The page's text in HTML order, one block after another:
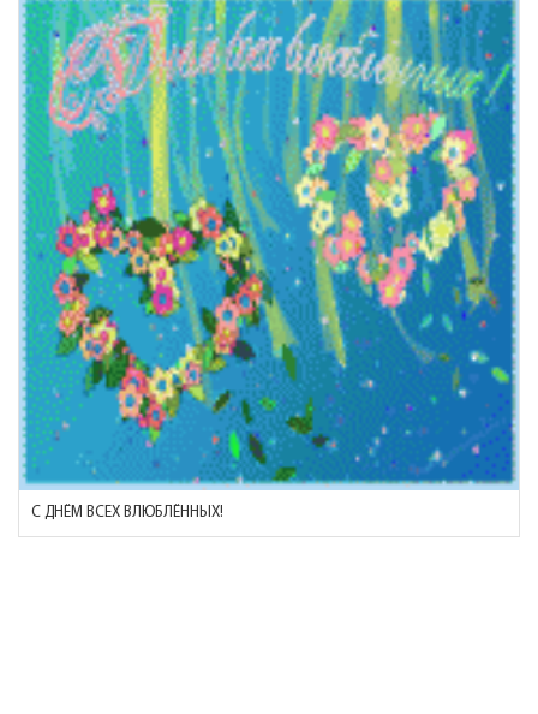
C ДНЁМ ВСЕХ ВЛЮБЛЁННЫХ!